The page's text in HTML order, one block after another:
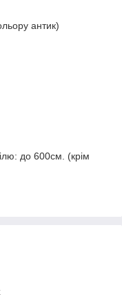
антик)
до 600см. (крім